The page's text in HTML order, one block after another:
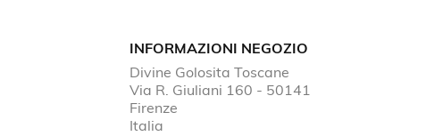
INFORMAZIONI NEGOZIO
Divine Golosita Toscane
Via R. Giuliani 160 - 50141
Firenze
Italia